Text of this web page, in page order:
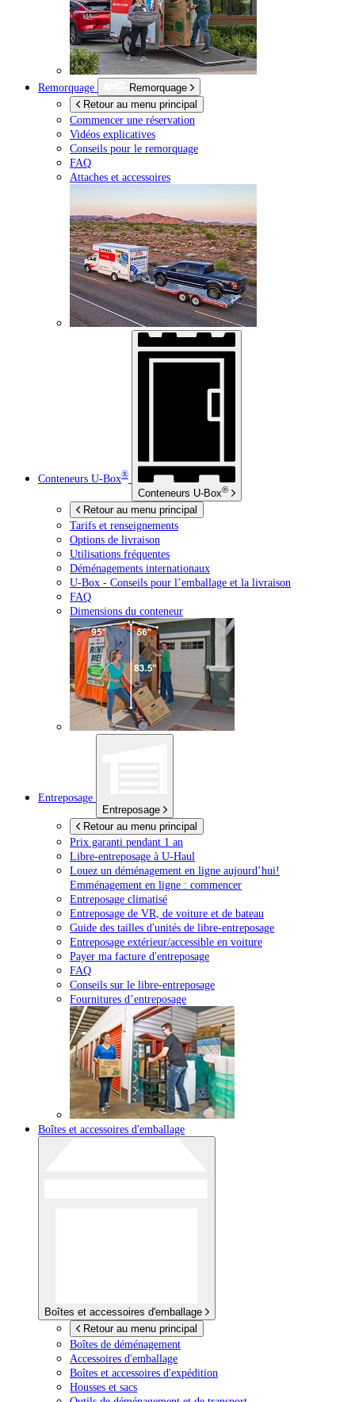
Remorquage
Remorquage
Retour au menu principal
Commencer une réservation
Vidéos explicatives
Conseils pour le remorquage
FAQ
Attaches et accessoires
Conteneurs U-Box®
Conteneurs U-Box®
Retour au menu principal
Tarifs et renseignements
Options de livraison
Utilisations fréquentes
Déménagements internationaux
U-Box - Conseils pour l’emballage et la livraison
FAQ
Dimensions du conteneur
Entreposage
Entreposage
Retour au menu principal
Prix garanti pendant 1 an
Libre-entreposage à U-Haul
Louez un déménagement en ligne aujourd’hui!
Emménagement en ligne : commencer
Entreposage climatisé
Entreposage de VR, de voiture et de bateau
Guide des tailles d'unités de libre-entreposage
Entreposage extérieur/accessible en voiture
Payer ma facture d'entreposage
FAQ
Conseils sur le libre-entreposage
Fournitures d’entreposage
Boîtes et accessoires d'emballage
Boîtes et accessoires d'emballage
Retour au menu principal
Boîtes de déménagement
Accessoires d'emballage
Boîtes et accessoires d'expédition
Housses et sacs